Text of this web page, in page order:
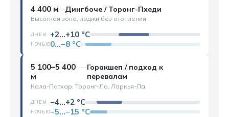
4 400 м—Дингбоче / Торонг-Пхеди
Высотная зона, лоджи без отопления
ДНЕМ +2…+10 °C
НОЧЬЮ0…−8 °C
5 100–5 400
м
—Горакшеп / подход к
перевалам
Кала-Патхар, Торонг-Ла, Ларкья-Ла
ДНЕМ −4…+2 °C
НОЧЬЮ−5…−15 °C